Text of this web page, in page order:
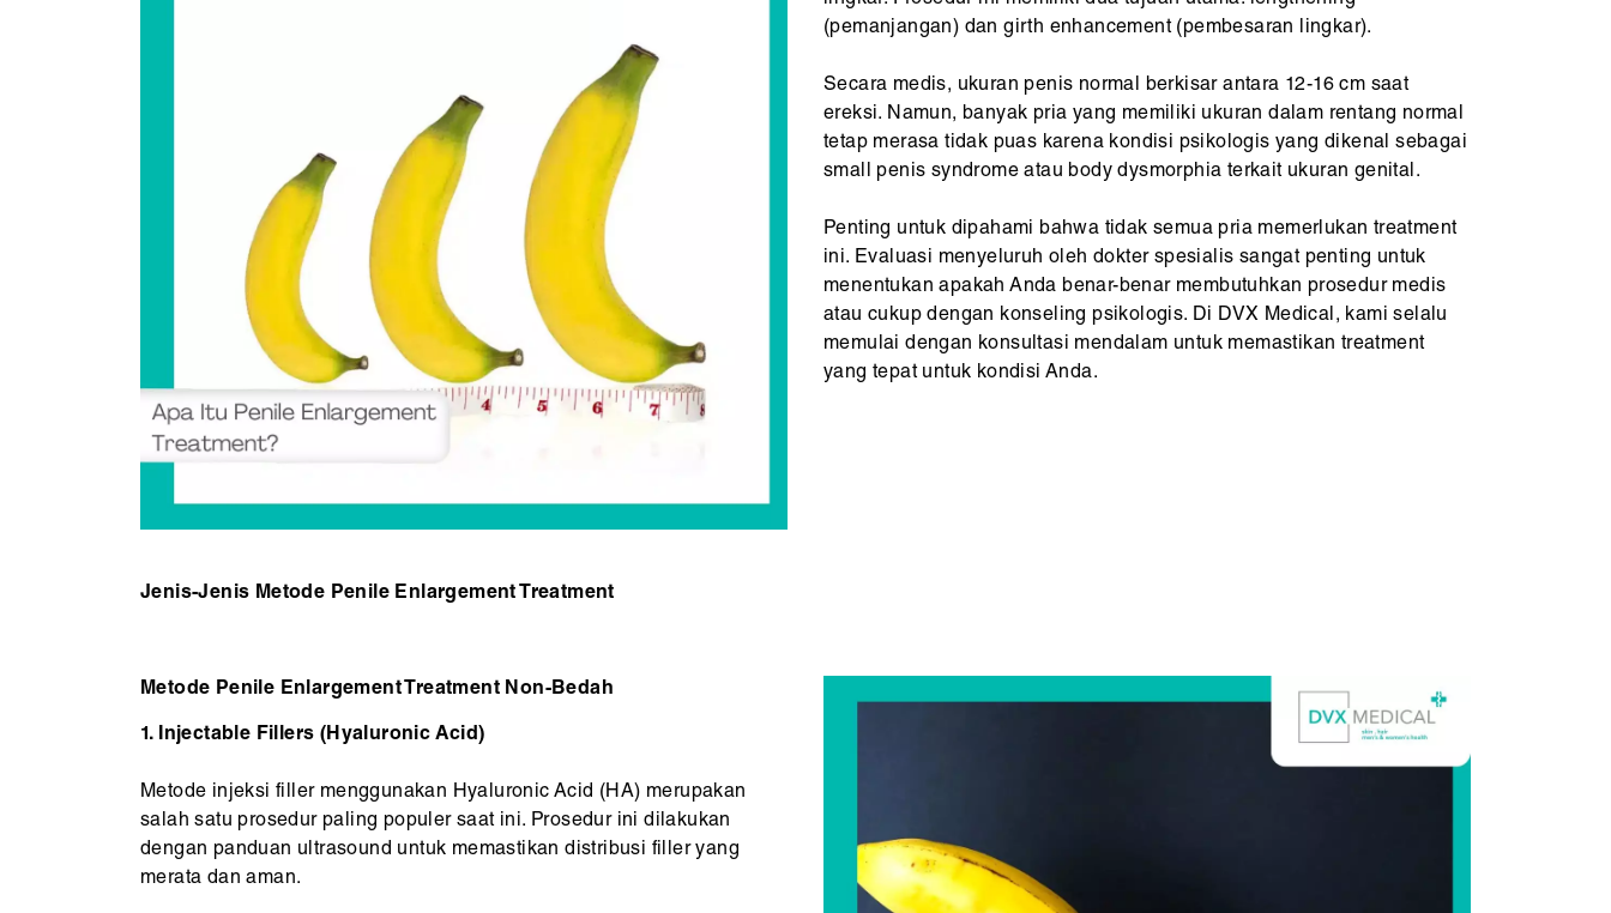
(pemanjangan) dan girth enhancement (pembesaran lingkar).
Secara medis, ukuran penis normal berkisar antara 12-16 cm saat
ereksi. Namun, banyak pria yang memiliki ukuran dalam rentang normal
tetap merasa tidak puas karena kondisi psikologis yang dikenal sebagai
small penis syndrome atau body dysmorphia terkait ukuran genital.
Penting untuk dipahami bahwa tidak semua pria memerlukan treatment
ini. Evaluasi menyeluruh oleh dokter spesialis sangat penting untuk
menentukan apakah Anda benar-benar membutuhkan prosedur medis
atau cukup dengan konseling psikologis. Di DVX Medical, kami selalu
memulai dengan konsultasi mendalam untuk memastikan treatment
yang tepat untuk kondisi Anda.
Jenis-Jenis Metode Penile Enlargement Treatment
Metode Penile Enlargement Treatment Non-Bedah
1. Injectable Fillers (Hyaluronic Acid)
Metode injeksi filler menggunakan Hyaluronic Acid (HA) merupakan
salah satu prosedur paling populer saat ini. Prosedur ini dilakukan
dengan panduan ultrasound untuk memastikan distribusi filler yang
merata dan aman.